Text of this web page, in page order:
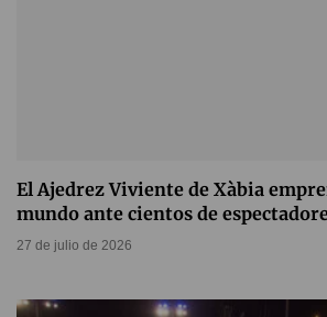
El Ajedrez Viviente de Xàbia
mundo ante cientos de
27 de julio de 2026